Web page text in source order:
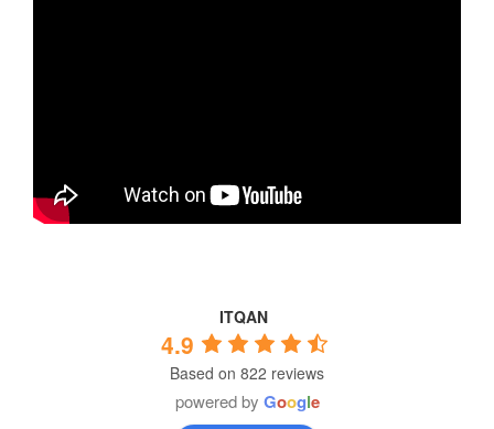
ITQAN
4.9
Based on 822 reviews
powered by Google